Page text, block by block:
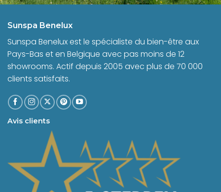
Sunspa Benelux
Sunspa Benelux est le spécialiste du bien-être aux
Pays-Bas et en Belgique avec pas moins de 12
showrooms. Actif depuis 2005 avec plus de 70 000
clients satisfaits.
Avis clients